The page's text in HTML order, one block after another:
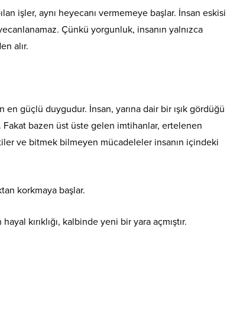
işler, aynı heyecanı vermemeye başlar. İnsan eskisi
Çünkü yorgunluk, insanın yalnızca
alır.
en güçlü duygudur. İnsan, yarına dair bir ışık gördüğü
bazen üst üste gelen imtihanlar, ertelenen
ve bitmek bilmeyen mücadeleler insanın içindeki
korkmaya başlar.
kırıklığı, kalbinde yeni bir yara açmıştır.